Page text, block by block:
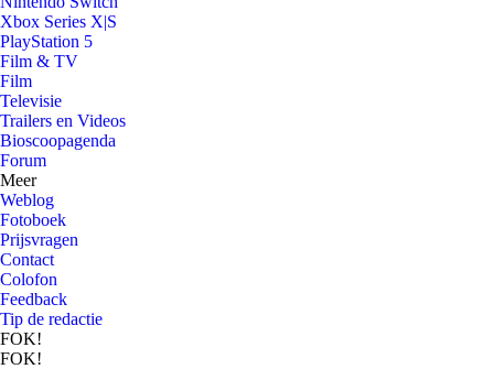
Xbox Series X|S
PlayStation 5
Film & TV
Film
Televisie
Trailers en Videos
Bioscoopagenda
Forum
Meer
Weblog
Fotoboek
Prijsvragen
Contact
Colofon
Feedback
Tip de redactie
FOK!
FOK!